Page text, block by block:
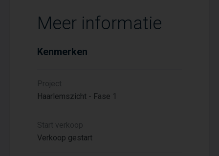
Meer informatie
Kenmerken
Project
Haarlemszicht - Fase 1
Start verkoop
Verkoop gestart